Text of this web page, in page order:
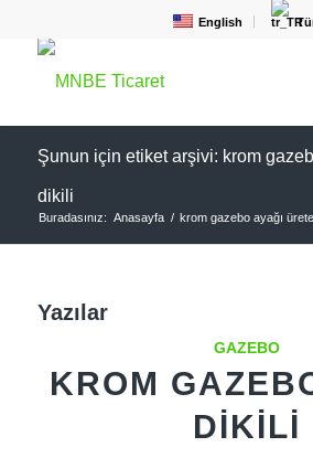
English
Şunun için etiket arşivi: krom
dikili
Buradasınız: Anasayfa / krom gazebo ayağı
Yazılar
GAZEBO
KROM
DIKILI